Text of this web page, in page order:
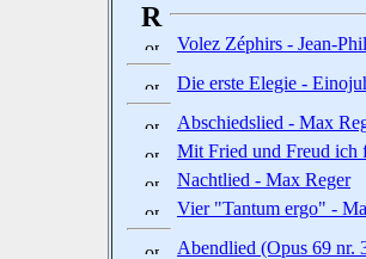
R
Volez Zéphirs - Jean-
Die erste Elegie -
Abschiedslied - Max
Mit Fried und Freud ich
Nachtlied - Max Reger
Vier "Tantum ergo" -
Abendlied (Opus 69 nr.